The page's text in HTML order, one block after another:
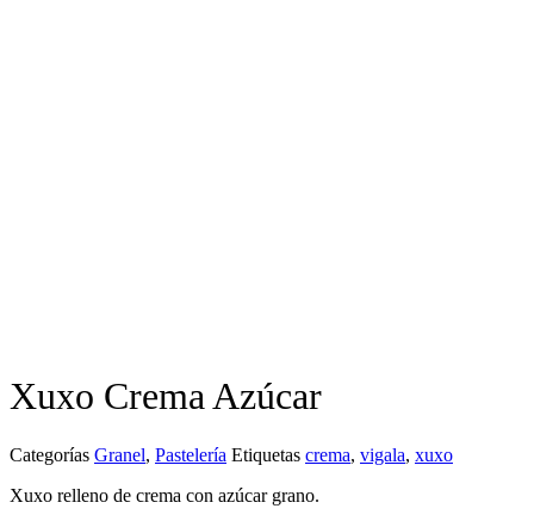
Xuxo Crema Azúcar
Categorías Granel, Pastelería Etiquetas crema, vigala, xuxo
Xuxo relleno de crema con azúcar grano.